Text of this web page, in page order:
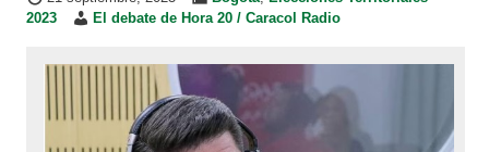
2023
El debate de Hora 20 / Caracol Radio